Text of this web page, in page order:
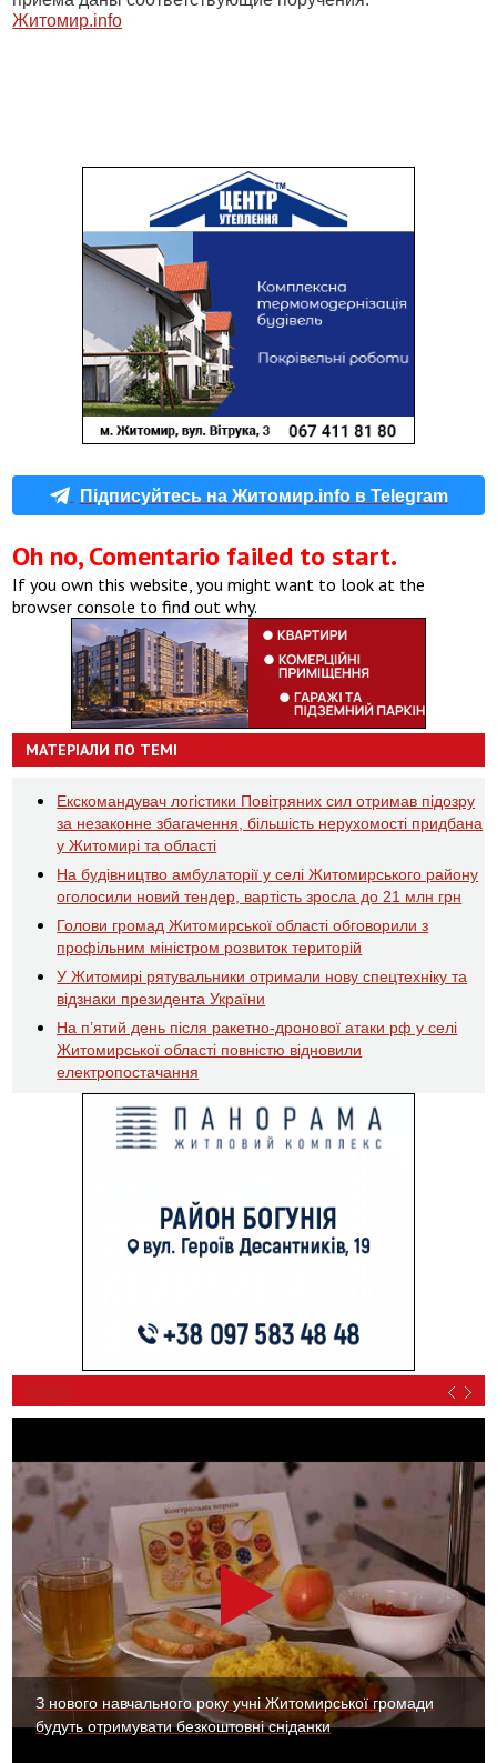
Житомир.info
Підписуйтесь на Житомир.info в Telegram
Oh no, Comentario failed to start.
If you own this website, you might want to look at the
browser console to find out why.
МАТЕРІАЛИ ПО ТЕМІ
Екскомандувач логістики Повітряних сил отримав підозру
за незаконне збагачення, більшість нерухомості придбана
у Житомирі та області
На будівництво амбулаторії у селі Житомирського району
оголосили новий тендер, вартість зросла до 21 млн грн
Голови громад Житомирської області обговорили з
профільним міністром розвиток територій
У Житомирі рятувальники отримали нову спецтехніку та
відзнаки президента України
На пʼятий день після ракетно-дронової атаки рф у селі
Житомирської області повністю відновили
електропостачання
ВІДЕО
З нового навчального року учні Житомирської громади
будуть отримувати безкоштовні сніданки